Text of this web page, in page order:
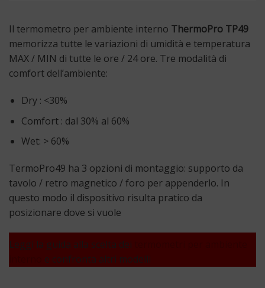
Il termometro per ambiente interno ThermoPro TP49
memorizza tutte le variazioni di umidità e temperatura
MAX / MIN di tutte le ore / 24 ore. Tre modalità di
comfort dell’ambiente:
Dry : <30%
Comfort : dal 30% al 60%
Wet: > 60%
TermoPro49 ha 3 opzioni di montaggio: supporto da
tavolo / retro magnetico / foro per appenderlo. In
questo modo il dispositivo risulta pratico da
posizionare dove si vuole
Leggi la guida alla scelta dei
e confronta altri modelli